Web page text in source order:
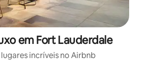
em Fort Lauderdale
incríveis no Airbnb